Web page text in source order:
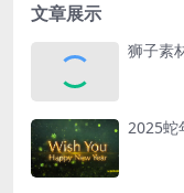
文章展示
狮子素
2025蛇